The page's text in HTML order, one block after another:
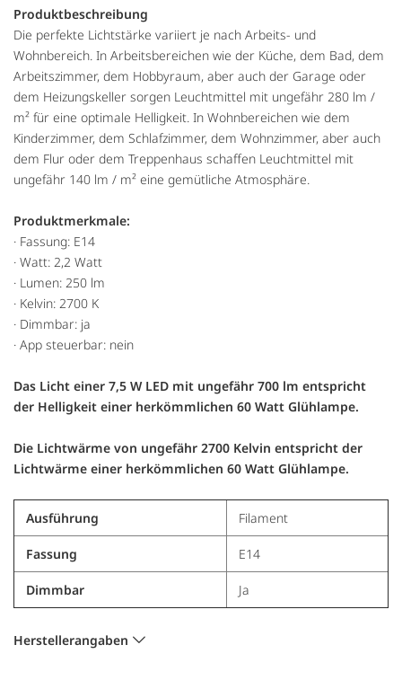
Produktbeschreibung
Die perfekte Lichtstärke variiert je nach Arbeits- und
Wohnbereich. In Arbeitsbereichen wie der Küche, dem Bad, dem
Arbeitszimmer, dem Hobbyraum, aber auch der Garage oder
dem Heizungskeller sorgen Leuchtmittel mit ungefähr 280 lm /
m² für eine optimale Helligkeit. In Wohnbereichen wie dem
Kinderzimmer, dem Schlafzimmer, dem Wohnzimmer, aber auch
dem Flur oder dem Treppenhaus schaffen Leuchtmittel mit
ungefähr 140 lm / m² eine gemütliche Atmosphäre.
Produktmerkmale:
· Fassung: E14
· Watt: 2,2 Watt
· Lumen: 250 lm
· Kelvin: 2700 K
· Dimmbar: ja
· App steuerbar: nein
Das Licht einer 7,5 W LED mit ungefähr 700 lm entspricht
der Helligkeit einer herkömmlichen 60 Watt Glühlampe.
Die Lichtwärme von ungefähr 2700 Kelvin entspricht der
Lichtwärme einer herkömmlichen 60 Watt Glühlampe.
Ausführung Filament
Fassung E14
Dimmbar Ja
Herstellerangaben